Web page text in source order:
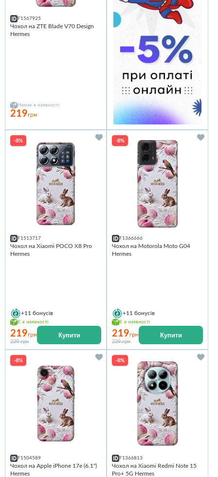
F1567925
Чохол на ZTE Blade V70 Design
Hermes
Немає в наявності
219грн
-8%
F1513717
Чохол на Xiaomi POCO X8 Pro
Hermes
+11 бонусів
Є в наявності
219грн
239 грн
Купити
-8%
F1366666
Чохол на Motorola Moto G04
Hermes
+11 бонусів
Є в наявності
219грн
239 грн
Купити
-8%
F1504589
Чохол на Apple iPhone 17e (6.1")
Hermes
-8%
F1366813
Чохол на Xiaomi Redmi Note 15
Pro+ 5G Hermes